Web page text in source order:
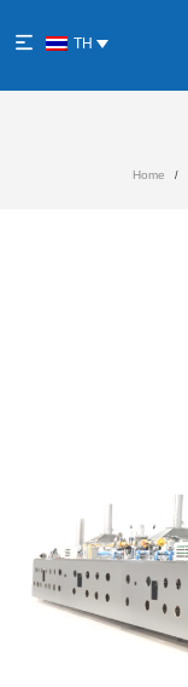
TH
Home /